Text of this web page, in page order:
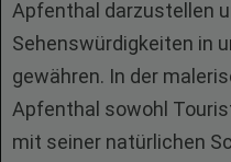
Apfenthal darzustellen
Sehenswürdigkeiten in
gewähren. In der
Apfenthal sowohl
mit seiner natürlichen